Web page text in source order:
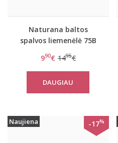
Naturana baltos
spalvos liemenėlė 75B
990€ 1495€
DAUGIAU
Naujiena -17%